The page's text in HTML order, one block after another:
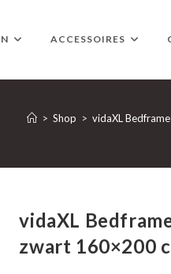
ACCESSOIRES
> Shop > vidaXL
vidaXL
zwart 160×200